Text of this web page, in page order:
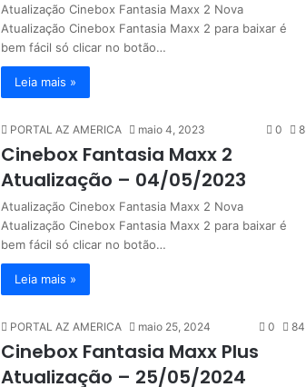
Atualização Cinebox Fantasia Maxx 2 Nova
Atualização Cinebox Fantasia Maxx 2 para baixar é
bem fácil só clicar no botão…
Leia mais »
PORTAL AZ AMERICA maio 4, 2023 0 8
Cinebox Fantasia Maxx 2
Atualização – 04/05/2023
Atualização Cinebox Fantasia Maxx 2 Nova
Atualização Cinebox Fantasia Maxx 2 para baixar é
bem fácil só clicar no botão…
Leia mais »
PORTAL AZ AMERICA maio 25, 2024 0 84
Cinebox Fantasia Maxx Plus
Atualização – 25/05/2024